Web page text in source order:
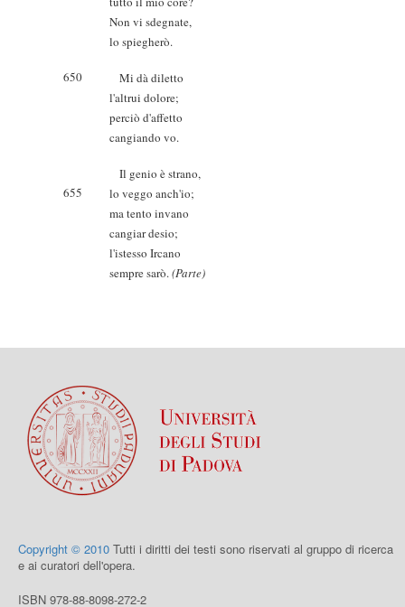
Non vi sdegnate,
lo spiegherò.
650
Mi dà diletto
l'altrui dolore;
perciò d'affetto
cangiando vo.
Il genio è strano,
655
lo veggo anch'io;
ma tento invano
cangiar desio;
l'istesso Ircano
sempre sarò.(Parte)
Copyright © 2010 Tutti i diritti dei testi sono riservati al gruppo di ricerca
e ai curatori dell'opera.
ISBN 978-88-8098-272-2